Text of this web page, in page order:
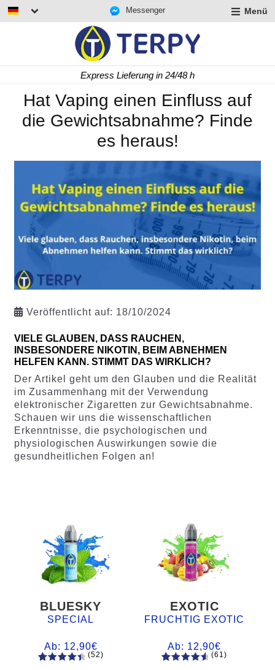
Messenger Menü
Express Lieferung in 24/48 h
Hat Vaping einen Einfluss auf
die Gewichtsabnahme? Finde
es heraus!
Veröffentlicht auf: 18/10/2024
VIELE GLAUBEN, DASS RAUCHEN,
INSBESONDERE NIKOTIN, BEIM ABNEHMEN
HELFEN KANN. STIMMT DAS WIRKLICH?
Der Artikel geht um den Glauben und die Realität
im Zusammenhang mit der Verwendung
elektronischer Zigaretten zur Gewichtsabnahme.
Schauen wir uns die wissenschaftlichen
Erkenntnisse, die psychologischen und
physiologischen Auswirkungen sowie die
gesundheitlichen Folgen an!
BLUESKY
SPECIAL
Ab: 12,90€
(52)
EXOTIC
FRUCHTIG EXOTIC
Ab: 12,90€
(61)